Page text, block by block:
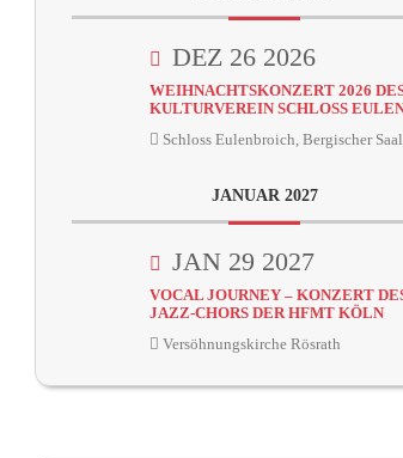
DEZ 26 2026
WEIHNACHTSKONZERT 2026
KULTURVEREIN SCHLOSS
Schloss Eulenbroich, Bergischer Saal
JANUAR 2027
JAN 29 2027
VOCAL JOURNEY – KONZERT
JAZZ-CHORS DER HFMT KÖLN
Versöhnungskirche Rösrath